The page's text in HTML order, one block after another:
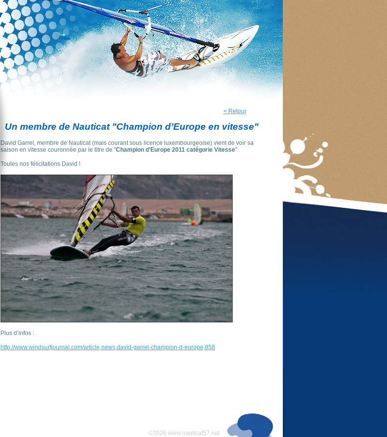
< Retour
Un membre de Nauticat "Champion d’Europe en vitesse"
David Garrel, membre de Nauticat (mais courant sous licence luxembourgeoise) vient de voir sa
saison en vitesse couronnée par le titre de "Champion d’Europe 2011 catégorie Vitesse".
Toutes nos félicitations David !
Plus d’infos :
http://www.windsurfjournal.com/article,news,david-garrel-champion-d-europe,858
©2026 www.nauticat57.net